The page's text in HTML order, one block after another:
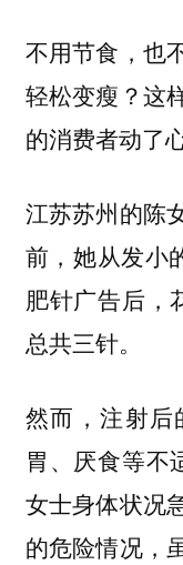
不用节食，也
轻松变瘦？这
的消费者动了心
江苏苏州的陈
前，她从发小
肥针广告后，
总共三针。
然而，注射后
胃、厌食等不
女士身体状况
的危险情况，